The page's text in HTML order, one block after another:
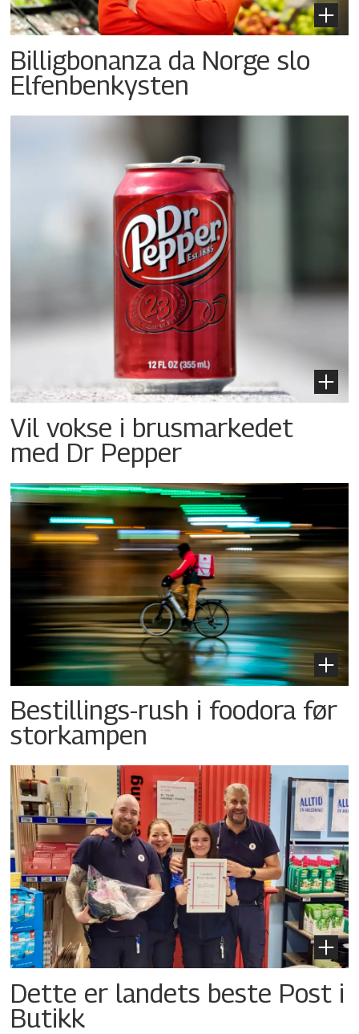
Billigbonanza da Norge slo
Elfenbenkysten
Vil vokse i brusmarkedet
med Dr Pepper
Bestillings-rush i foodora før
storkampen
Dette er landets beste Post i
Butikk